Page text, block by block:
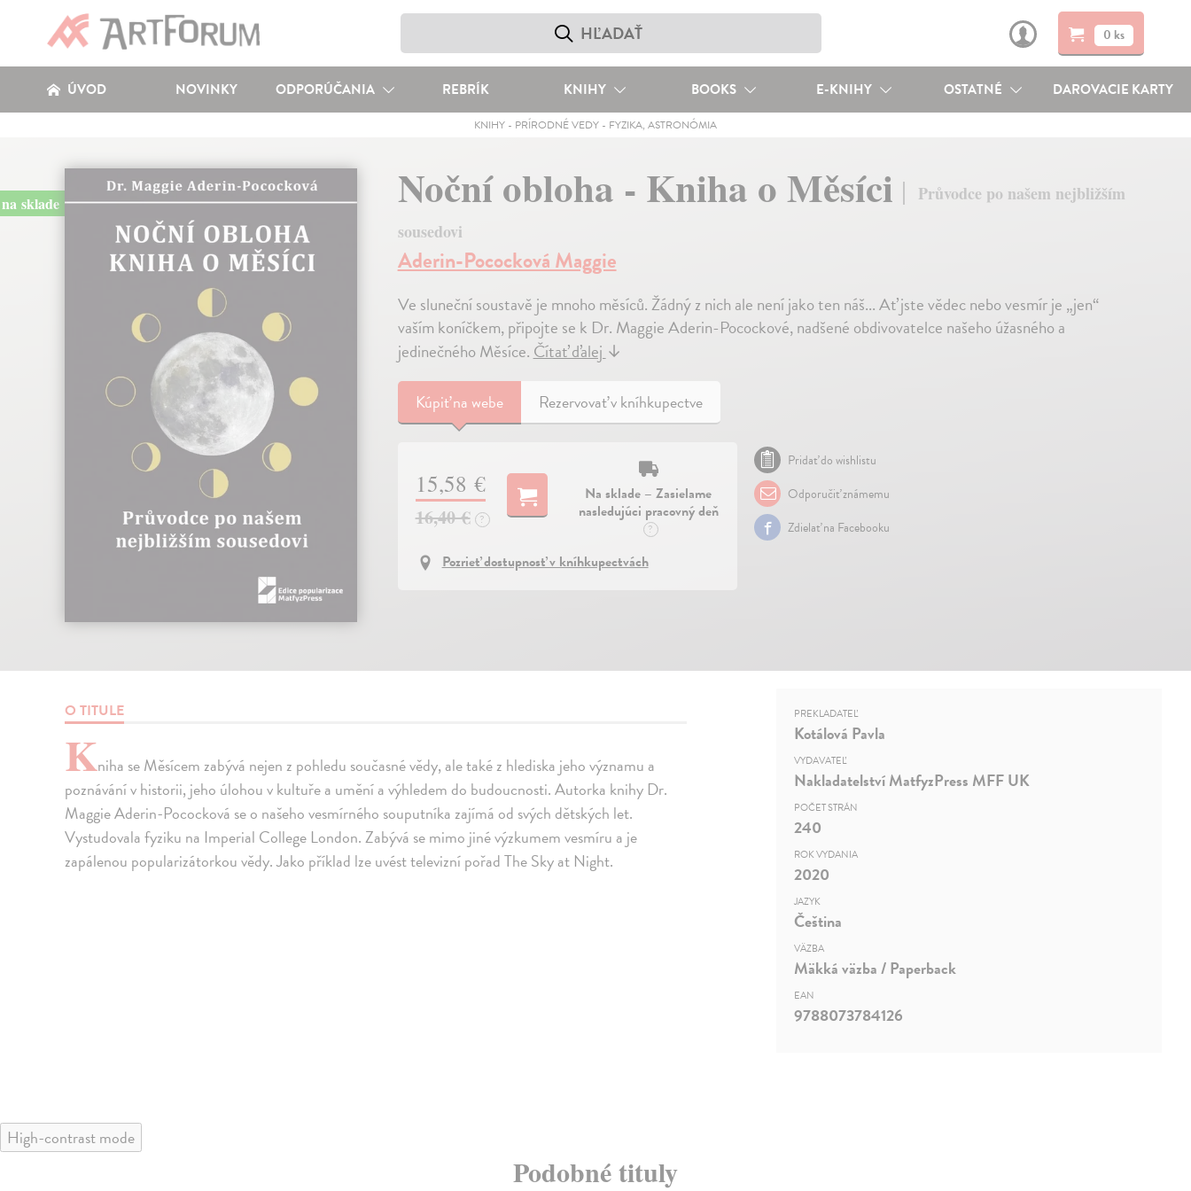
0 ks
ÚVOD NOVINKY ODPORÚČANIA REBRÍK KNIHY BOOKS E-KNIHY OSTATNÉ DAROVACIE KARTY
KNIHY- PRÍRODNÉ VEDY- FYZIKA, ASTRONÓMIA
na sklade Noční obloha - Kniha o Měsíci
Průvodce po našem nejbližším
sousedovi
Aderin-Pococková Maggie
Ve sluneční soustavě je mnoho měsíců. Žádný z nich ale není jako ten náš... Ať jste vědec nebo vesmír je „jen“
vaším koníčkem, připojte se k Dr. Maggie Aderin-Pocockové, nadšené obdivovatelce našeho úžasného a
jedinečného Měsíce.Čítať ďalej↓
Kúpiťna webe Rezervovať v kníhkupectve
15,58 €
16,40 € ?
Na sklade – Zasielame
nasledujúci pracovný deň
?
Pozrieť dostupnosť v kníhkupectvách
Pridať do wishlistu
Odporučiť známemu
Zdielať na Facebooku
O TITULE
Kniha se Měsícem zabývá nejen z pohledu současné vědy, ale také z hlediska jeho významu a
poznávání v historii, jeho úlohou v kultuře a umění a výhledem do budoucnosti. Autorka knihy Dr.
Maggie Aderin-Pococková se o našeho vesmírného souputníka zajímá od svých dětských let.
Vystudovala fyziku na Imperial College London. Zabývá se mimo jiné výzkumem vesmíru a je
zapálenou popularizátorkou vědy. Jako příklad lze uvést televizní pořad The Sky at Night.
PREKLADATEĽ
Kotálová Pavla
VYDAVATEĽ
Nakladatelství MatfyzPress MFF UK
POČET STRÁN
240
ROK VYDANIA
2020
JAZYK
Čeština
VÄZBA
Mäkká väzba / Paperback
EAN
9788073784126
High-contrast mode
Podobné tituly